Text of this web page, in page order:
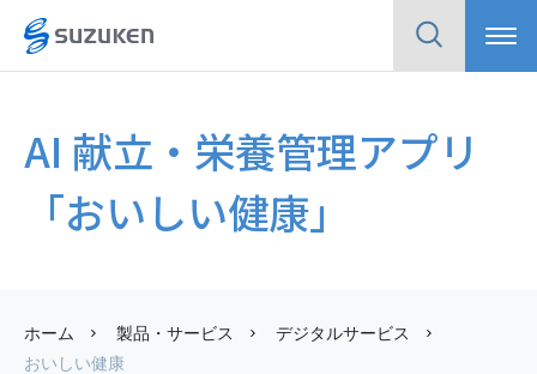
メ
ニ
検
索
AI 献立・栄養管理アプリ
「おいしい健康」
ホーム 製品・サービス
デジタルサービス
おいしい健康